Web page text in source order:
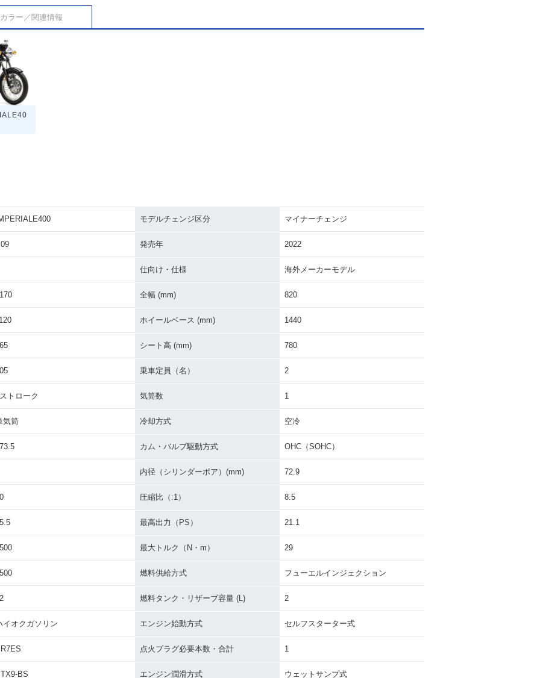
カラー／関連情報
モデルチェンジ区分 マイナーチェンジ
発売年 2022
仕向け・仕様 海外メーカーモデル
全幅 (mm) 820
ホイールベース (mm) 1440
シート高 (mm) 780
乗車定員（名） 2
トローク 気筒数 1
気筒 冷却方式 空冷
カム・バルブ駆動方式 OHC（SOHC）
内径（シリンダーボア）(mm) 72.9
圧縮比（:1） 8.5
最高出力（PS） 21.1
最大トルク（N・m） 29
燃料供給方式 フューエルインジェクション
燃料タンク・リザーブ容量 (L) 2
イオクガソリン エンジン始動方式 セルフスターター式
点火プラグ必要本数・合計 1
BS エンジン潤滑方式 ウェットサンプ式